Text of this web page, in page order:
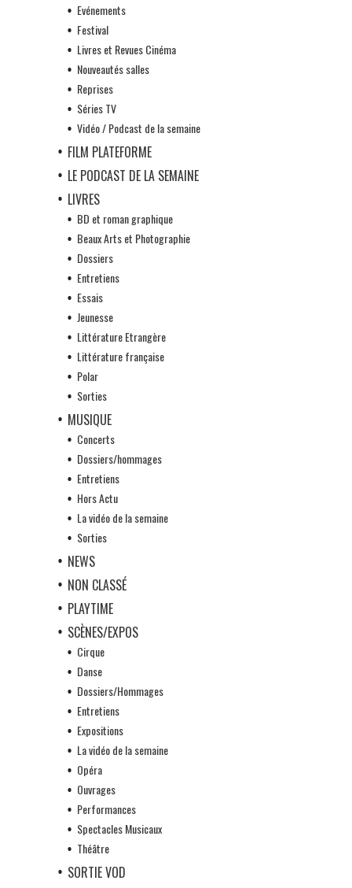
Evénements
Festival
Livres et Revues Cinéma
Nouveautés salles
Reprises
Séries TV
Vidéo / Podcast de la semaine
FILM PLATEFORME
LE PODCAST DE LA SEMAINE
LIVRES
BD et roman graphique
Beaux Arts et Photographie
Dossiers
Entretiens
Essais
Jeunesse
Littérature Etrangère
Littérature française
Polar
Sorties
MUSIQUE
Concerts
Dossiers/hommages
Entretiens
Hors Actu
La vidéo de la semaine
Sorties
NEWS
NON CLASSÉ
PLAYTIME
SCÈNES/EXPOS
Cirque
Danse
Dossiers/Hommages
Entretiens
Expositions
La vidéo de la semaine
Opéra
Ouvrages
Performances
Spectacles Musicaux
Théâtre
SORTIE VOD